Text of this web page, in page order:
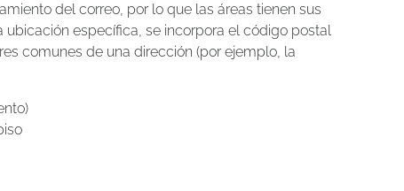
del correo, por lo que las áreas tienen sus
específica, se incorpora el código postal
comunes de una dirección (por ejemplo, la